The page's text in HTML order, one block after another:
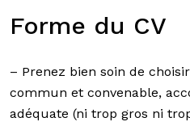
Forme du CV
– Prenez bien soin de
commun et convenable,
adéquate (ni trop gros ni